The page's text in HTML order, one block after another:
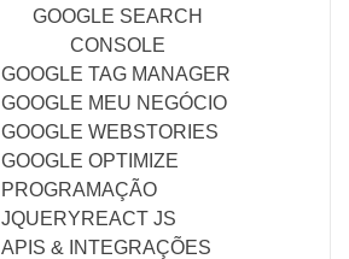
GOOGLE SEARCH
CONSOLE
GOOGLE TAG MANAGER
GOOGLE MEU NEGÓCIO
GOOGLE WEBSTORIES
GOOGLE OPTIMIZE
PROGRAMAÇÃO
JQUERYREACT JS
APIS & INTEGRAÇÕES